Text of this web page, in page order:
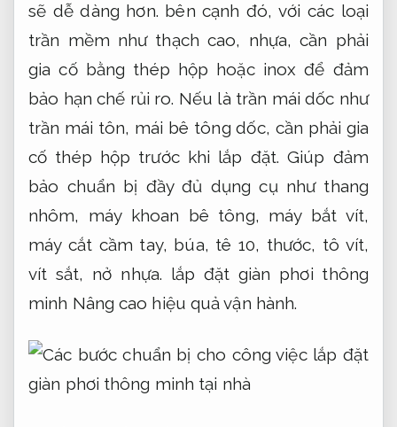
sẽ dễ dàng hơn. bên cạnh đó, với các loại
trần mềm như thạch cao, nhựa, cần phải
gia cố bằng thép hộp hoặc inox để đảm
bảo hạn chế rủi ro. Nếu là trần mái dốc như
trần mái tôn, mái bê tông dốc, cần phải gia
cố thép hộp trước khi lắp đặt. Giúp đảm
bảo chuẩn bị đầy đủ dụng cụ như thang
nhôm, máy khoan bê tông, máy bắt vít,
máy cắt cầm tay, búa, tê 10, thước, tô vít,
vít sắt, nở nhựa. lắp đặt giàn phơi thông
minh Nâng cao hiệu quả vận hành.